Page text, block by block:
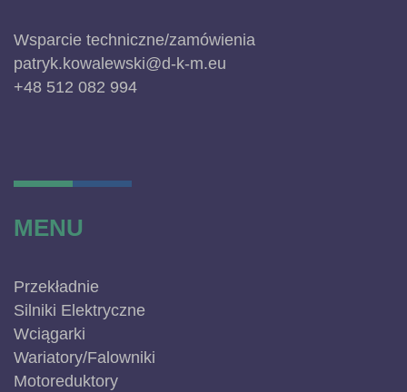
Wsparcie techniczne/zamówienia
patryk.kowalewski@d-k-m.eu
+48 512 082 994
MENU
Przekładnie
Silniki Elektryczne
Wciągarki
Wariatory/Falowniki
Motoreduktory